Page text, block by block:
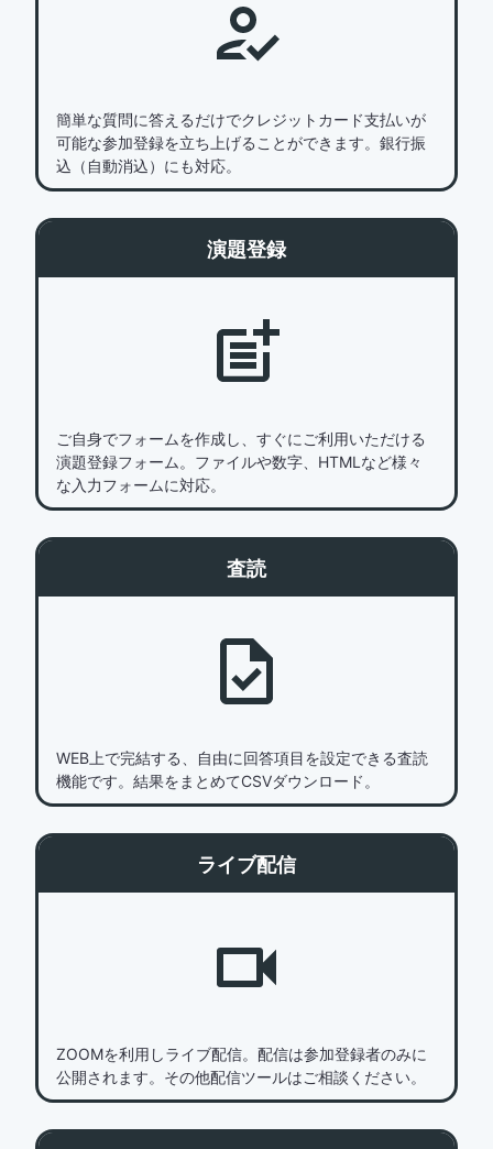
簡単な質問に答えるだけでクレジットカード支払いが
可能な参加登録を立ち上げることができます。銀行振
込（自動消込）にも対応。
演題登録
ご自身でフォームを作成し、すぐにご利用いただける
演題登録フォーム。ファイルや数字、HTMLなど様々
な入力フォームに対応。
査読
WEB上で完結する、自由に回答項目を設定できる査読
機能です。結果をまとめてCSVダウンロード。
ライブ配信
ZOOMを利用しライブ配信。配信は参加登録者のみに
公開されます。その他配信ツールはご相談ください。